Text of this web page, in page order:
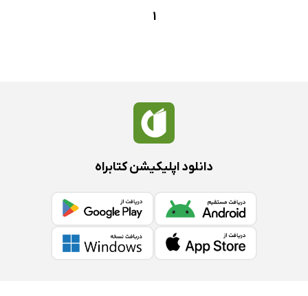
1
دانلود اپلیکیشن کتابراه